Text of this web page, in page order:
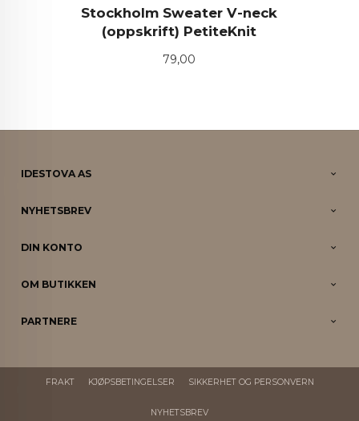
Stockholm Sweater V-neck
(oppskrift) PetiteKnit
Pris
79,00
IDESTOVA AS
NYHETSBREV
DIN KONTO
OM BUTIKKEN
PARTNERE
FRAKT KJØPSBETINGELSER SIKKERHET OG PERSONVERN
NYHETSBREV